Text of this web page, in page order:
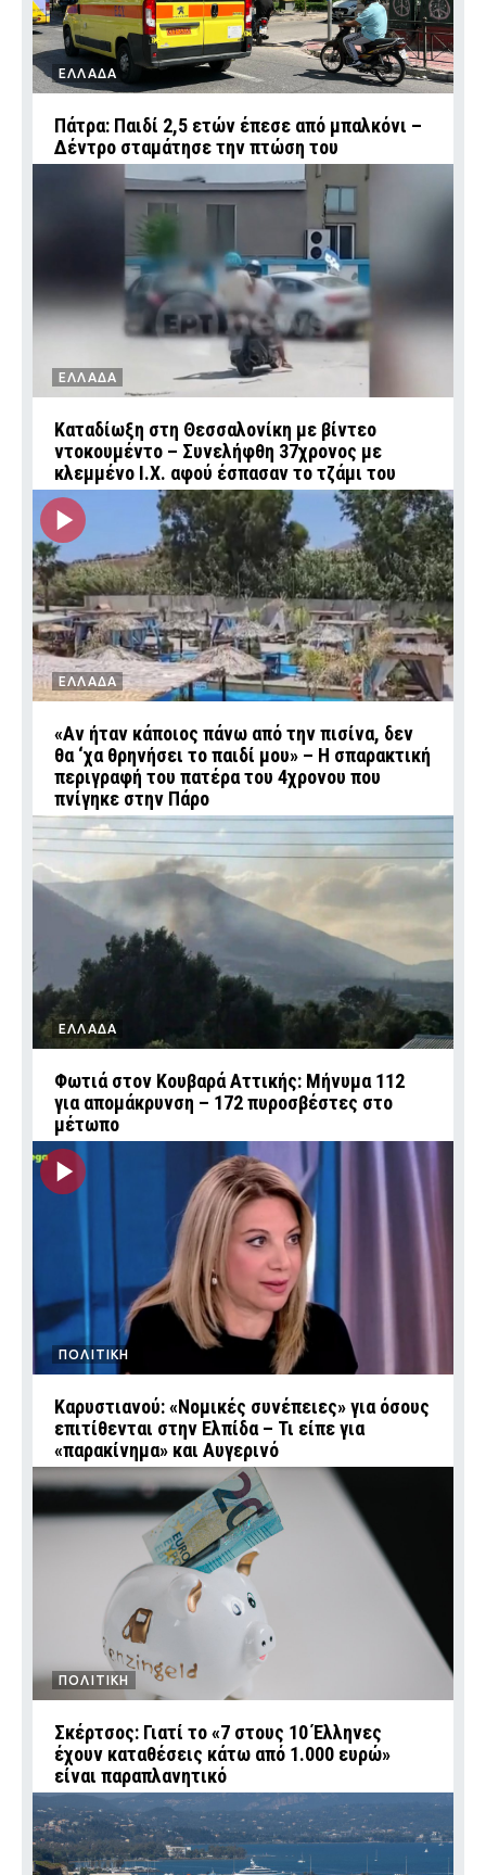
ΕΛΛΑΔΑ
Πάτρα: Παιδί 2,5 ετών έπεσε από μπαλκόνι –
Δέντρο σταμάτησε την πτώση του
ΕΛΛΑΔΑ
Καταδίωξη στη Θεσσαλονίκη με βίντεο
ντοκουμέντο – Συνελήφθη 37χρονος με
κλεμμένο Ι.Χ. αφού έσπασαν το τζάμι του
ΕΛΛΑΔΑ
«Αν ήταν κάποιος πάνω από την πισίνα, δεν
θα ‘χα θρηνήσει το παιδί μου» – Η σπαρακτική
περιγραφή του πατέρα του 4χρονου που
πνίγηκε στην Πάρο
ΕΛΛΑΔΑ
Φωτιά στον Κουβαρά Αττικής: Μήνυμα 112
για απομάκρυνση – 172 πυροσβέστες στο
μέτωπο
ΠΟΛΙΤΙΚΗ
Καρυστιανού: «Νομικές συνέπειες» για όσους
επιτίθενται στην Ελπίδα – Τι είπε για
«παρακίνημα» και Αυγερινό
ΠΟΛΙΤΙΚΗ
Σκέρτσος: Γιατί το «7 στους 10 Έλληνες
έχουν καταθέσεις κάτω από 1.000 ευρώ»
είναι παραπλανητικό